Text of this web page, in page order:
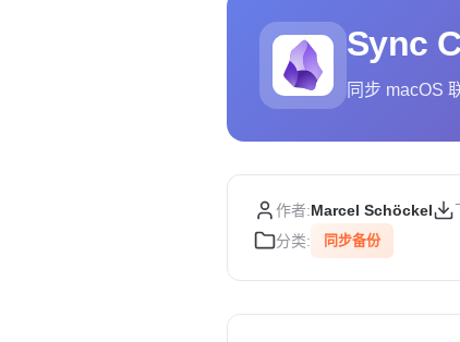
Sync
同步 macOS
作者:Marcel Schöckel
分类:
同步备份